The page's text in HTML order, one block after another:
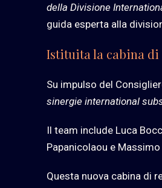
della Divisione
guida esperta alla
Istituita la cabina di
Su impulso del
sinergie international
Il team include Luca
Papanicolaou e Massimo
Questa nuova cabina di